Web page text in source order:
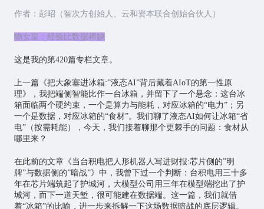
作者：彭昭（智次方创始人、云和资本联合创始合伙人）
物女皇：经验比数据稀缺
这是我的第420篇专栏文章。
上一篇 《把大象塞进冰箱:”液态AI”背后藏着AIoT的第一性原
理》
，我把端侧智能比作一台冰箱，并留下了一个悬念：这台冰
箱面临两个硬约束，一个是算力与能耗，对应冰箱的“电力”；另
一个是数据，对应冰箱的“食材”。我们聊了液态AI如何让冰箱“省
电”（按需耗能），今天，我们接着聊那个更棘手的问题：食材从
哪里来？
在此前的文章《当台积电把人形机器人写进财报:芯片侧的”明
牌”与数据侧的”暗战”》 中，我曾下过一个判断：台积电用三十多
年在芯片端筑起了护城河，大模型公司用三年在模型端挖出了护
城河，而下一道天堑，很可能建在数据端。这一篇，我们就借
着“冰箱”的比喻，进一步来拆解一下这场数据暗战的底层逻辑。